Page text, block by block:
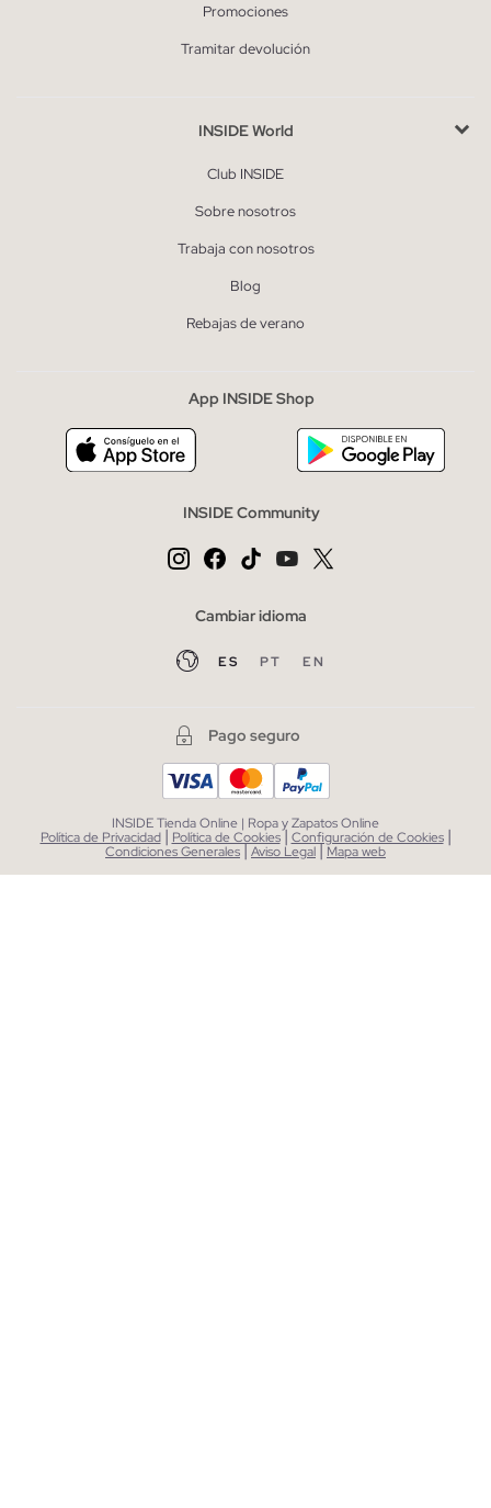
Promociones
Tramitar devolución
INSIDE World
Club INSIDE
Sobre nosotros
Trabaja con nosotros
Blog
Rebajas de verano
App INSIDE Shop
INSIDE Community
Cambiar idioma
ES PT EN
Pago seguro
INSIDE Tienda Online | Ropa y Zapatos Online
Política de Privacidad | Política de Cookies| Configuración de Cookies |
Condiciones Generales|Aviso Legal| Mapa web